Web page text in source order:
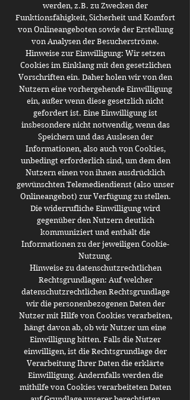
werden, z.B. zu Zwecken der
Funktionsfähigkeit, Sicherheit und Komfort
von Onlineangeboten sowie der Erstellung
von Analysen der Besucherströme.
Hinweise zur Einwilligung: Wir setzen
Cookies im Einklang mit den gesetzlichen
Vorschriften ein. Daher holen wir von den
Nutzern eine vorhergehende Einwilligung
ein, außer wenn diese gesetzlich nicht
gefordert ist. Eine Einwilligung ist
insbesondere nicht notwendig, wenn das
Speichern und das Auslesen der
Informationen, also auch von Cookies,
unbedingt erforderlich sind, um dem den
Nutzern einen von ihnen ausdrücklich
gewünschten Telemediendienst (also unser
Onlineangebot) zur Verfügung zu stellen.
Die widerrufliche Einwilligung wird
gegenüber den Nutzern deutlich
kommuniziert und enthält die
Informationen zu der jeweiligen Cookie-
Nutzung.
Hinweise zu datenschutzrechtlichen
Rechtsgrundlagen: Auf welcher
datenschutzrechtlichen Rechtsgrundlage
wir die personenbezogenen Daten der
Nutzer mit Hilfe von Cookies verarbeiten,
hängt davon ab, ob wir Nutzer um eine
Einwilligung bitten. Falls die Nutzer
einwilligen, ist die Rechtsgrundlage der
Verarbeitung Ihrer Daten die erklärte
Einwilligung. Andernfalls werden die
mithilfe von Cookies verarbeiteten Daten